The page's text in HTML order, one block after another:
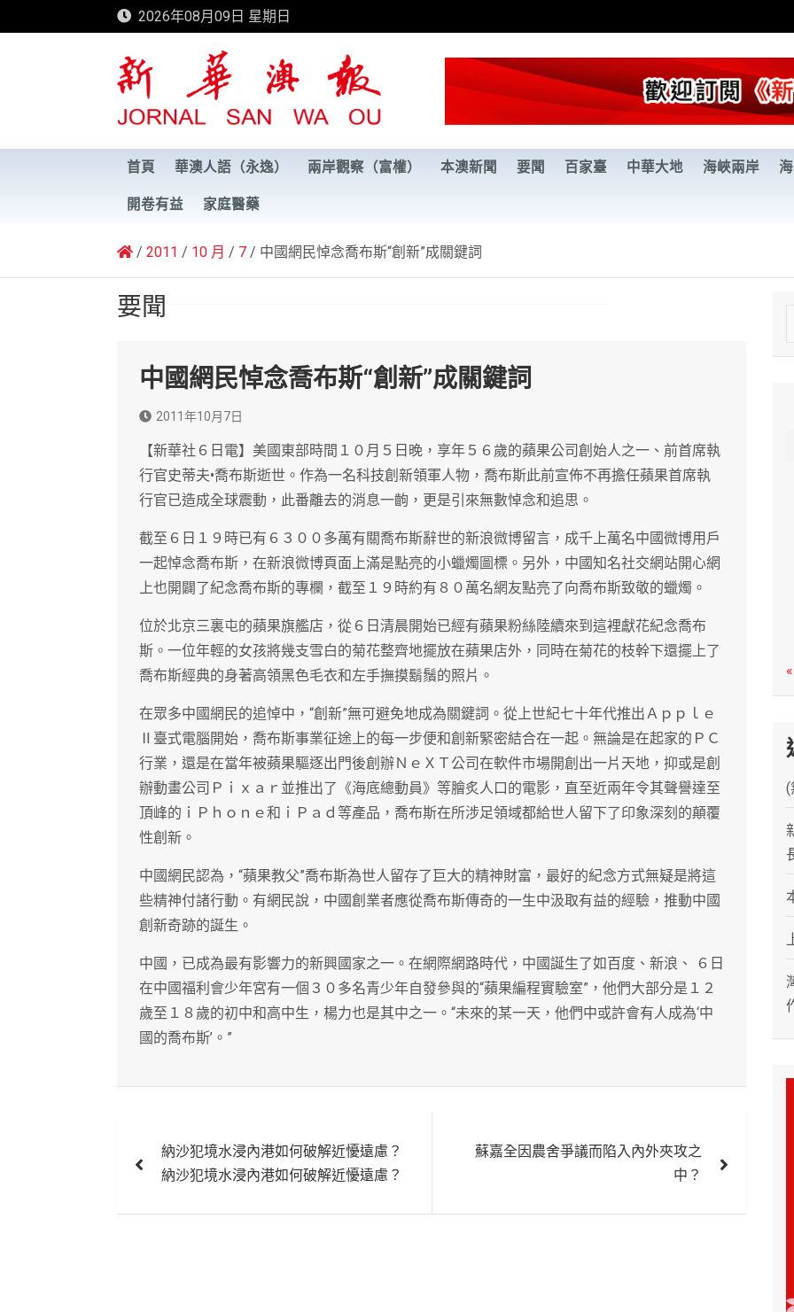
to
2026年08月09日 星期日
新華澳報
首頁 華澳人語（永逸） 兩岸觀察（富權） 本澳新聞 要聞 百家臺 中華大地 海峽兩岸
開卷有益 家庭醫藥
2011 10 月 7 中國網民悼念喬布斯“創新”成關鍵詞
要聞
中國網民悼念喬布斯“創新”成關鍵詞
2011年10月7日
【新華社６日電】美國東部時間１０月５日晚，享年５６歲的蘋果公司創始人之一、前首席執
行官史蒂夫•喬布斯逝世。作為一名科技創新領軍人物，喬布斯此前宣佈不再擔任蘋果首席執
行官已造成全球震動，此番離去的消息一齣，更是引來無數悼念和追思。
截至６日１９時已有６３００多萬有關喬布斯辭世的新浪微博留言，成千上萬名中國微博用戶
一起悼念喬布斯，在新浪微博頁面上滿是點亮的小蠟燭圖標。另外，中國知名社交網站開心網
上也開闢了紀念喬布斯的專欄，截至１９時約有８０萬名網友點亮了向喬布斯致敬的蠟燭。
位於北京三裏屯的蘋果旗艦店，從６日清晨開始已經有蘋果粉絲陸續來到這裡獻花紀念喬布
斯。一位年輕的女孩將幾支雪白的菊花整齊地擺放在蘋果店外，同時在菊花的枝幹下還擺上了
喬布斯經典的身著高領黑色毛衣和左手撫摸鬍鬚的照片。
在眾多中國網民的追悼中，“創新”無可避免地成為關鍵詞。從上世紀七十年代推出Ａｐｐｌｅ
Ⅱ臺式電腦開始，喬布斯事業征途上的每一步便和創新緊密結合在一起。無論是在起家的ＰＣ
行業，還是在當年被蘋果驅逐出門後創辦ＮｅＸＴ公司在軟件市場開創出一片天地，抑或是創
辦動畫公司Ｐｉｘａｒ並推出了《海底總動員》等膾炙人口的電影，直至近兩年令其聲譽達至
頂峰的ｉＰｈｏｎｅ和ｉＰａｄ等產品，喬布斯在所涉足領域都給世人留下了印象深刻的顛覆
性創新。
中國網民認為，“蘋果教父”喬布斯為世人留存了巨大的精神財富，最好的紀念方式無疑是將這
些精神付諸行動。有網民說，中國創業者應從喬布斯傳奇的一生中汲取有益的經驗，推動中國
創新奇跡的誕生。
中國，已成為最有影響力的新興國家之一。在網際網路時代，中國誕生了如百度、新浪、 ６日
在中國福利會少年宮有一個３０多名青少年自發參與的“蘋果編程實驗室”，他們大部分是１２
歲至１８歲的初中和高中生，楊力也是其中之一。“未來的某一天，他們中或許會有人成為‘中
國的喬布斯’。”
章
納沙犯境水浸內港如何破解近懮遠慮？
納沙犯境水浸內港如何破解近懮遠慮？
蘇嘉全因農舍爭議而陷入內外夾攻之
中？
e
(